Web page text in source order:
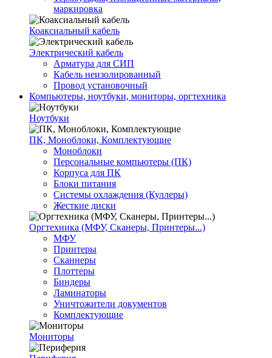
маркировка
Коаксиальный кабель
Электрический кабель
Арматура для СИП
Кабель неизолированный
Провод установочный
Компьютеры, ноутбуки, мониторы, оргтехника
Ноутбуки
ПК, Моноблоки, Комплектующие
Моноблоки
Персональные компьютеры (ПК)
Корпуса для ПК
Блоки питания
Системы охлаждения (Куллеры)
Жесткие диски
Оргтехника (МФУ, Сканеры, Принтеры...)
МФУ
Принтеры
Сканнеры
Плоттеры
Биндеры
Ламинаторы
Уничтожители документов
Комплектующие
Мониторы